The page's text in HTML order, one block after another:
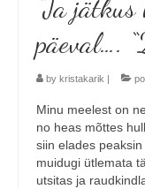
“Ja
päeval….
by kristakarik
Minu meelest on
no heas mõttes
siin elades
muidugi ütlemata
utsitas ja